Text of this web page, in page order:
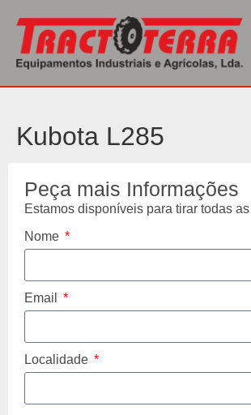
Kubota L285
Peça mais Informações
Estamos disponíveis para tirar todas
Nome
Email
Localidade